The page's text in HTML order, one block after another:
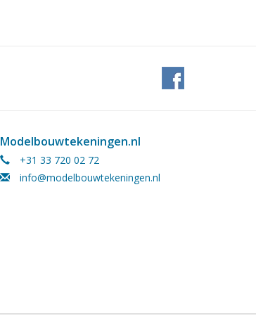
Modelbouwtekeningen.nl
+31 33 720 02 72
info@modelbouwtekeningen.nl